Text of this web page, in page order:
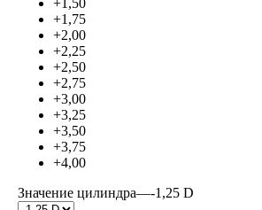
+1,75
+2,00
+2,25
+2,50
+2,75
+3,00
+3,25
+3,50
+3,75
+4,00
Значение цилиндра—-1,25 D